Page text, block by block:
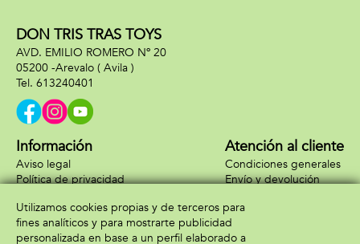
DON TRIS TRAS TOYS
AVD. EMILIO ROMERO Nº 20
05200 -Arevalo ( Avila )
613240401
Información
Aviso legal
Política de privacidad
Atención al cliente
Condiciones generales
Envío y devolución
Formas de pago
Utilizamos cookies propias y de terceros para
fines analíticos y para mostrarte publicidad
personalizada en base a un perfil elaborado a